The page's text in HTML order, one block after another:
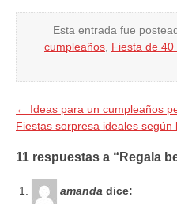
Esta entrada fue
cumpleaños Fiesta de
← Ideas para un cumpleaños
Fiestas sorpresa ideales según
11 respuestas a “Regala
amanda dice: